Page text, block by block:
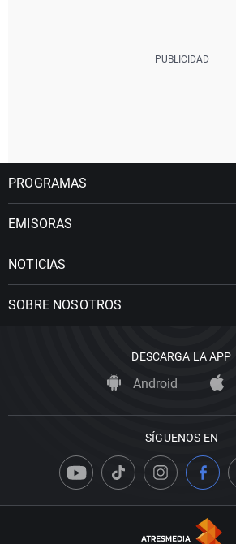
PROGRAMAS
EMISORAS
NOTICIAS
SOBRE NOSOTROS
DESCARGA LA APP
Android
SÍGUENOS EN